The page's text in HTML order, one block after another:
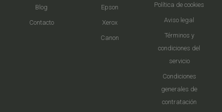
Blog
Contacto
Epson
Xerox
Canon
Política de cookies
Aviso legal
Términos y
condiciones del
servicio
Condiciones
generales de
contratación